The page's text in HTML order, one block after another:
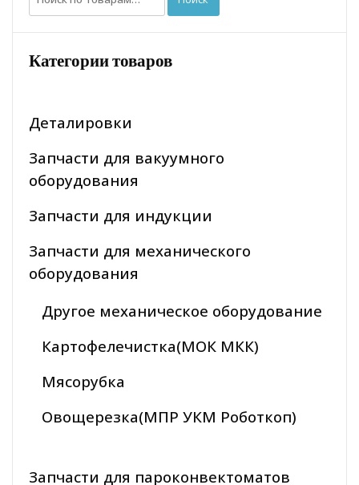
Категории товаров
Деталировки
Запчасти для вакуумного
оборудования
Запчасти для индукции
Запчасти для механического
оборудования
Другое механическое оборудование
Картофелечистка(МОК МКК)
Мясорубка
Овощерезка(МПР УКМ Роботкоп)
Запчасти для пароконвектоматов